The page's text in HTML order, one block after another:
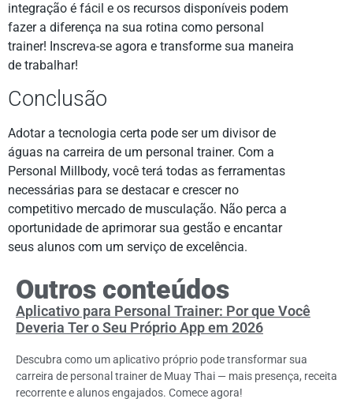
integração é fácil e os recursos disponíveis podem
fazer a diferença na sua rotina como personal
trainer! Inscreva-se agora e transforme sua maneira
de trabalhar!
Conclusão
Adotar a tecnologia certa pode ser um divisor de
águas na carreira de um personal trainer. Com a
Personal Millbody, você terá todas as ferramentas
necessárias para se destacar e crescer no
competitivo mercado de musculação. Não perca a
oportunidade de aprimorar sua gestão e encantar
seus alunos com um serviço de excelência.
Outros conteúdos
Aplicativo para Personal Trainer: Por que Você
Deveria Ter o Seu Próprio App em 2026
Descubra como um aplicativo próprio pode transformar sua
carreira de personal trainer de Muay Thai — mais presença, receita
recorrente e alunos engajados. Comece agora!